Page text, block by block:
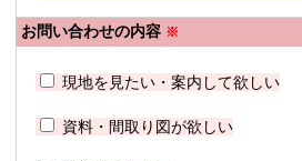
お問い合わせの内容 ※
現地を見たい・案内して欲しい
資料・間取り図が欲しい